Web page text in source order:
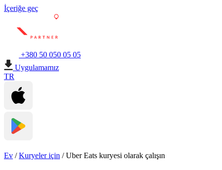
İçeriğe geç
+380 50 050 05 05
Uygulamamız
TR
Ev /Kuryeler için /Uber Eats kuryesi olarak çalışın